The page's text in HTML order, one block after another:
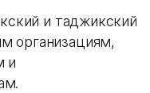
и таджикский
организациям,
и